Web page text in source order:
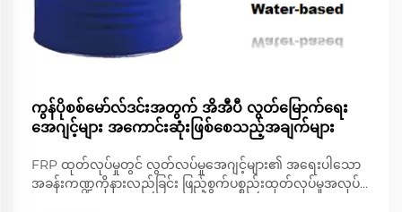
ကွန်ပိုစစ်မော်လ်ဒင်းအတွက် အိအီပီ လွတ်မြောက်ရေး
အေဂျင့်များ အကောင်းဆုံးဖြစ်စေသည့်အချက်များ
FRP ထုတ်လုပ်မှုတွင် လွတ်လပ်မှုအေဂျင့်များ၏ အရေးပါသော
အခန်းကဏ္ဍကိုနားလည်ခြင်း ဖြည့်စွက်ပစ္စည်းထုတ်လုပ်မှုအလုပ်ရုံ